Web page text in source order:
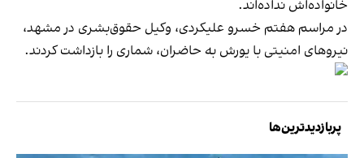
خانواده‌اش نداده‌اند.
در مراسم هفتم خسرو علیکردی، وکیل حقوق‌بشری در مشهد،
نیروهای امنیتی با یورش به حاضران، شماری را بازداشت کردند.
پربازدیدترین‌ها